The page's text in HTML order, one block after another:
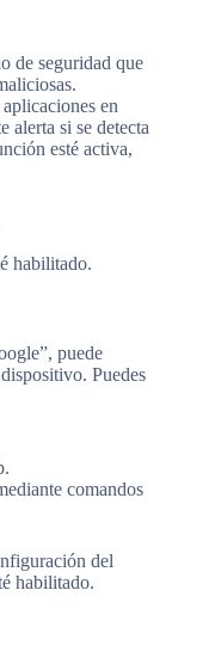
de seguridad que
en
alerta si se detecta
esté activa,
habilitado.
puede
Puedes
comandos
del
habilitado.